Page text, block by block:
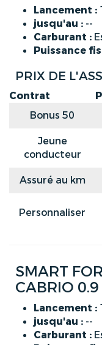
Lancement :
jusqu'au : --
Carburant :
Puissance
PRIX DE
Contrat
Bonus 50
Jeune
conducteur
Assuré au km
Personnaliser
SMART
CABRIO
Lancement :
jusqu'au : --
Carburant :